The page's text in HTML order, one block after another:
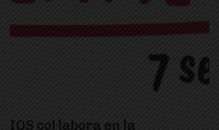
IQS col·labora en la